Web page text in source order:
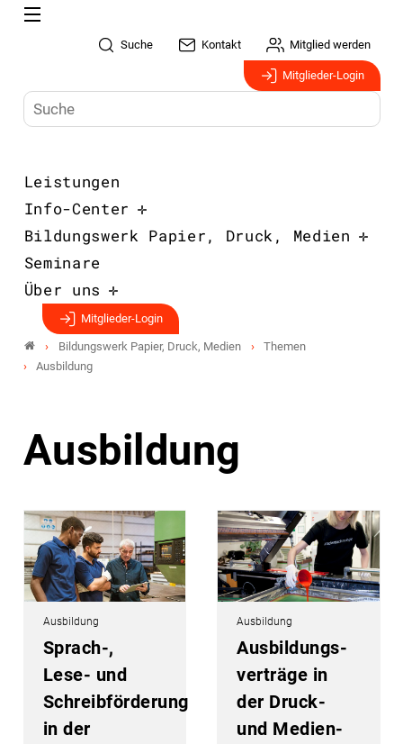
Suche Kontakt Mitglied werden
Mitglieder-Login
Leistungen
Info-Center
Bildungswerk Papier, Druck, Medien
Seminare
Über uns
Mitglieder-Login
Bildungswerk Papier, Druck, Medien
Themen
Ausbildung
Ausbildung
Ausbildung
Sprach-,
Lese- und
Schreibförderung
in der
Ausbildung
Ausbildungs­
verträge in
der Druck-
und Medien­